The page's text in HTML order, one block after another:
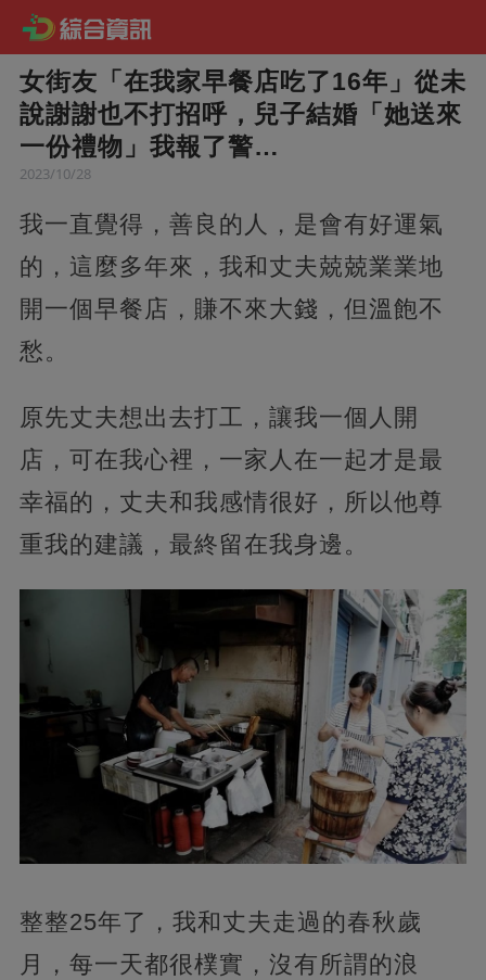
女街友「在我家早餐店吃了16年」從未
說謝謝也不打招呼，兒子結婚「她送來
一份禮物」我報了警…
2023/10/28
我一直覺得，善良的人，是會有好運氣
的，這麼多年來，我和丈夫兢兢業業地
開一個早餐店，賺不來大錢，但溫飽不
愁。
原先丈夫想出去打工，讓我一個人開
店，可在我心裡，一家人在一起才是最
幸福的，丈夫和我感情很好，所以他尊
重我的建議，最終留在我身邊。
整整25年了， 我和丈夫走過的春秋歲
月，每一天都很樸實，沒有所謂的浪